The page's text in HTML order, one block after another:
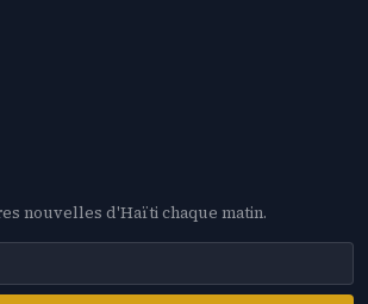
nouvelles d'Haïti chaque matin.